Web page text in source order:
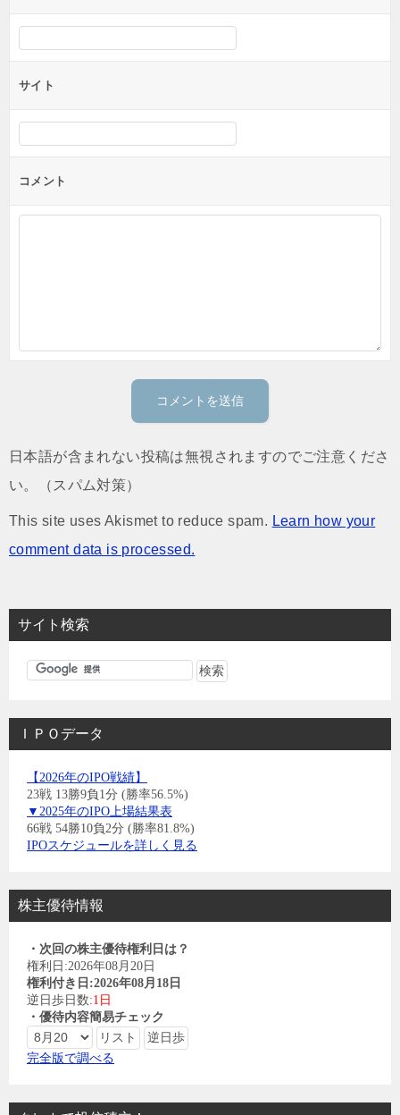
サイト
コメント
日本語が含まれない投稿は無視されますのでご注意くださ
い。（スパム対策）
This site uses Akismet to reduce spam. Learn how your
comment data is processed.
サイト検索
ＩＰＯデータ
【2026年のIPO戦績】
23戦 13勝9負1分 (勝率56.5%)
▼2025年のIPO上場結果表
66戦 54勝10負2分 (勝率81.8%)
IPOスケジュールを詳しく見る
株主優待情報
・次回の株主優待権利日は？
権利日:2026年08月20日
権利付き日:2026年08月18日
逆日歩日数:1日
・優待内容簡易チェック
完全版で調べる